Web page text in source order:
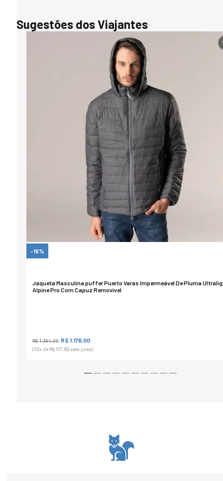
Sugestões dos Viajantes
-15%
Jaqueta Masculina puffer Puerto Varas Impermeável De Pluma
Alpine Pro Com Capuz Removível
R$ 1.384,00 R$ 1.176,00
(10x de R$ 117,60 sem juros)